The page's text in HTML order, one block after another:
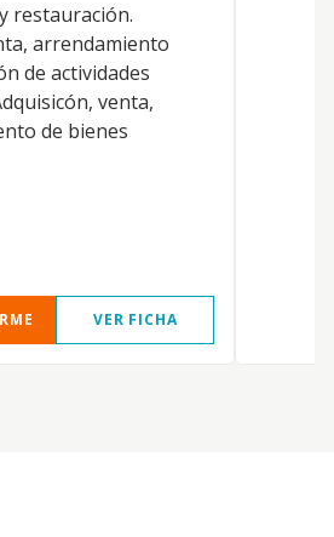
restauración.
arrendamiento
de actividades
venta,
de bienes
VER FICHA